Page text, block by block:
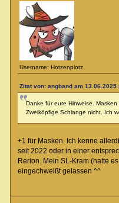
Username: Hotzenplotz
Zitat von: angband am 13.06.2025
Danke für eure Hinweise.
Zweiköpfige Schlange nicht. Ich
+1 für Masken. Ich kenne
seit 2022 oder in einer
Rerion. Mein SL-Kram (hatte
eingechweißt gelassen ^^